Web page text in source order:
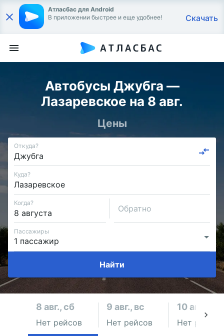
Атласбас для Android
В приложении быстрее и еще удобнее!
Скачать
Автобусы Джубга —
Лазаревское на 8 авг.
Цены
Откуда?
Куда?
Когда?
Обратно
Пассажиры
Найти
8 авг., сб
Нет рейсов
9 авг., вс
Нет рейсов
10 авг., пн
Нет рейсов